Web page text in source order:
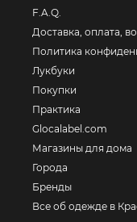
F.A.Q.
Доставка, оплата,
Политика
Лукбуки
Покупки
Практика
Glocalabel.com
Магазины для дома
Города
Бренды
Все об одежде в